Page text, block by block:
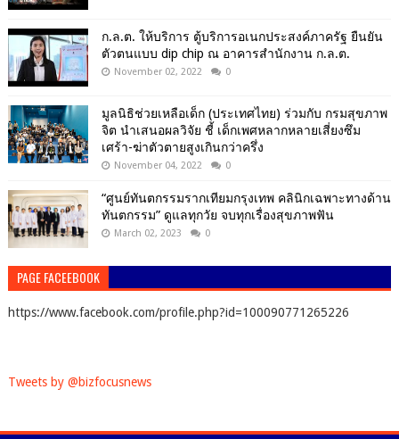
ก.ล.ต. ให้บริการ ตู้บริการอเนกประสงค์ภาครัฐ ยืนยัน
ตัวตนแบบ dip chip ณ อาคารสำนักงาน ก.ล.ต.
November 02, 2022 0
มูลนิธิช่วยเหลือเด็ก (ประเทศไทย) ร่วมกับ กรมสุขภาพ
จิต นำเสนอผลวิจัย ชี้ เด็กเพศหลากหลายเสี่ยงซึม
เศร้า-ฆ่าตัวตายสูงเกินกว่าครึ่ง
November 04, 2022 0
“ศูนย์ทันตกรรมรากเทียมกรุงเทพ คลินิกเฉพาะทางด้าน
ทันตกรรม” ดูแลทุกวัย จบทุกเรื่องสุขภาพฟัน
March 02, 2023 0
PAGE FACEEBOOK
https://www.facebook.com/profile.php?id=100090771265226
Tweets by @bizfocusnews